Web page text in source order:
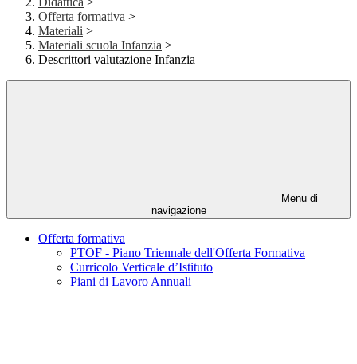
Offerta formativa >
Materiali >
Materiali scuola Infanzia >
Descrittori valutazione Infanzia
Menu di
navigazione
Offerta formativa
PTOF - Piano Triennale dell'Offerta Formativa
Curricolo Verticale d’Istituto
Piani di Lavoro Annuali